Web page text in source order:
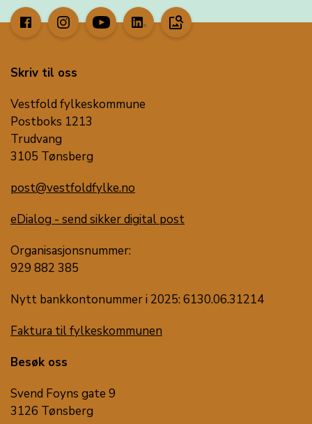
image_search
Skriv til oss
Vestfold fylkeskommune
Postboks 1213
Trudvang
3105 Tønsberg
post@vestfoldfylke.no
eDialog - send sikker digital post
Organisasjonsnummer:
929 882 385
Nytt bankkontonummer i 2025: 6130.06.31214
Faktura til fylkeskommunen
Besøk oss
Svend Foyns gate 9
3126 Tønsberg